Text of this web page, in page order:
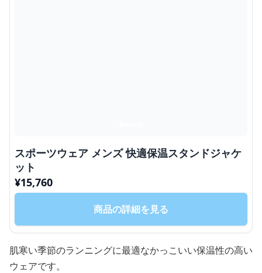
スポーツウェア メンズ 快適保温スタンドジャケ
ット
¥15,760
商品の詳細を見る
肌寒い季節のランニングに最適なかっこいい保温性の高い
ウェアです。